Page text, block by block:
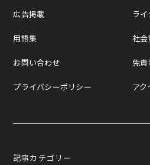
広告掲載
用語集
お問い合わせ
プライバシーポリシー
ライ
社会
免責
アク
記事カテゴリー